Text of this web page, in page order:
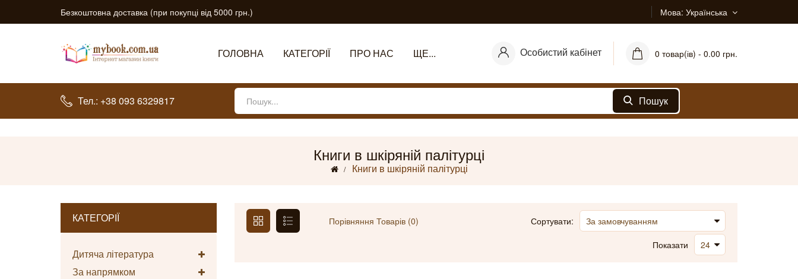
Безкоштовна доставка (при покупці від 5000 грн.) Мова Українська
ГОЛОВНА КАТЕГОРІЇ ПРО НАС ЩЕ... Особистий кабінет 0 товар(ів) - 0.00 грн.
Тел.: +38 093 6329817 Пошук
Книги в шкіряній палітурці
Книги в шкіряній палітурці
КАТЕГОРІЇ
Дитяча література
За напрямком
Порівняння Товарів (0)
Сортувати:
Показати